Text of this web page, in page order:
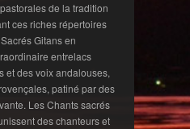
de la tradition
ces riches répertoires
Gitans en
entrelacs
et des voix andalouses,
patiné par des
Les Chants sacrés
des chanteurs et